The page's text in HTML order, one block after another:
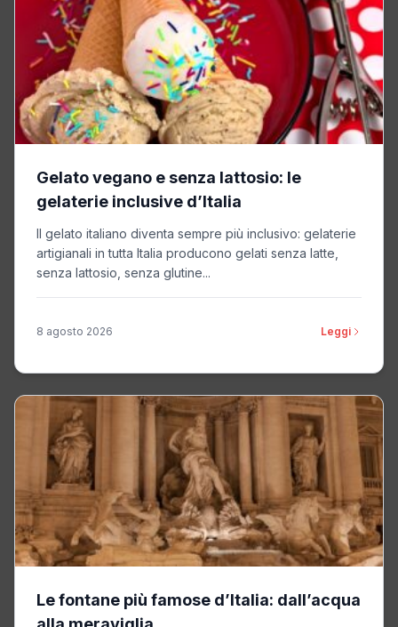
Gelato vegano e senza lattosio: le
gelaterie inclusive d’Italia
Il gelato italiano diventa sempre più inclusivo: gelaterie
artigianali in tutta Italia producono gelati senza latte,
senza lattosio, senza glutine...
8 agosto 2026 Leggi
Le fontane più famose d’Italia: dall’acqua